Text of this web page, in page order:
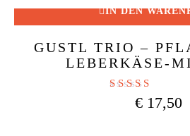
IN DEN
GUSTL TRIO –
LEBERKÄSE-
Bewertet
4.84
€17,50